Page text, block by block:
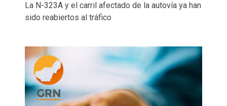
La N-323A y el carril afectado de la autovía ya han
sido reabiertos al tráfico